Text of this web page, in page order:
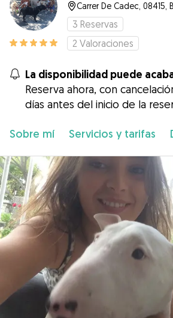
Carrer De Cadec, 08415,
3 Reservas
2 Valoraciones
La disponibilidad puede
Reserva ahora, con
días antes del inicio de la
Sobre mí Servicios y tarifas